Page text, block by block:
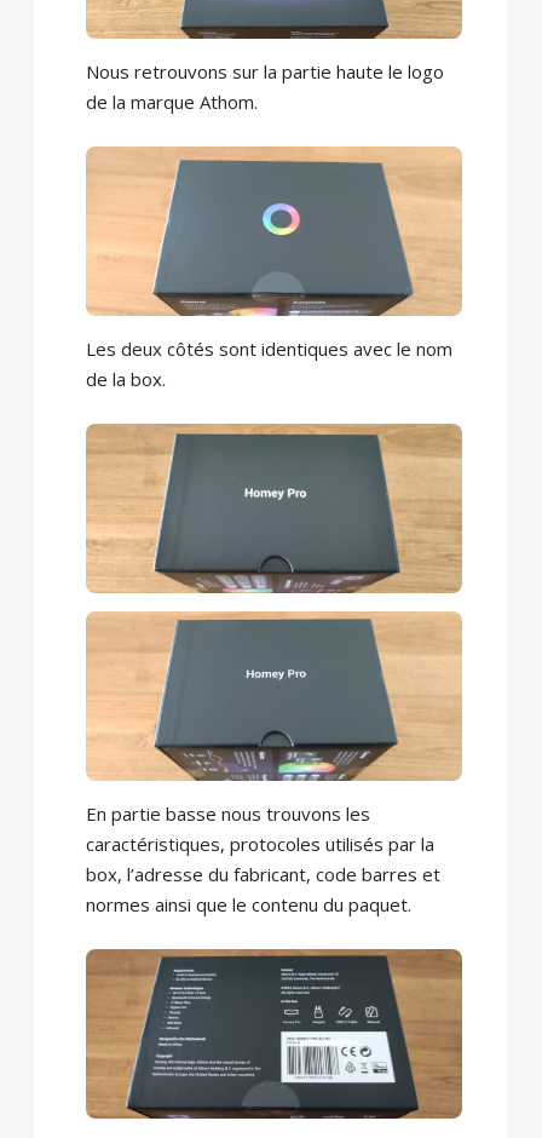
Nous retrouvons sur la partie haute le logo
de la marque Athom.
Les deux côtés sont identiques avec le nom
de la box.
En partie basse nous trouvons les
caractéristiques, protocoles utilisés par la
box, l’adresse du fabricant, code barres et
normes ainsi que le contenu du paquet.